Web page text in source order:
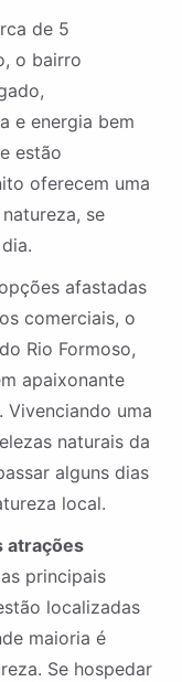
de 5
o bairro
e energia bem
estão
oferecem uma
se
afastadas
comerciais, o
Rio Formoso,
apaixonante
Vivenciando uma
naturais da
alguns dias
local.
atrações
principais
localizadas
maioria é
Se hospedar